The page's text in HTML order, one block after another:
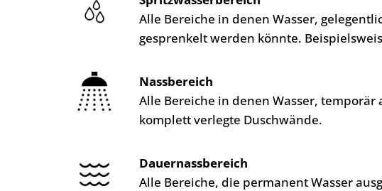
Alle Bereiche in denen Wasser,
gesprenkelt werden könnte.
Nassbereich
Alle Bereiche in denen Wasser,
komplett verlegte Duschwände.
Dauernassbereich
Alle Bereiche, die permanent Wasser